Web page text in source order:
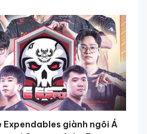
Expendables giành ngôi Á